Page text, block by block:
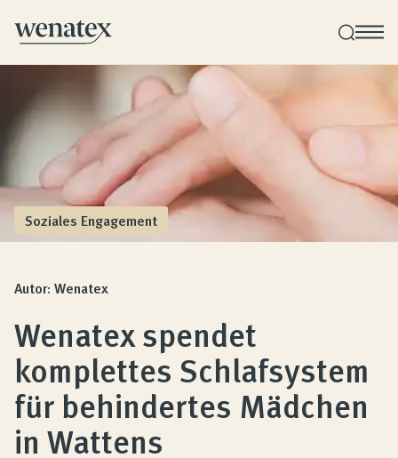
Wenatex Schlafberatung
Produktberatung zu Hause oder online!
Produkte
Qualität und Garantie
Kundenbewertungen
Produktberatung
Soziales Engagement
Autor: Wenatex
Wenatex spendet
komplettes Schlafsystem
für behindertes Mädchen
in Wattens